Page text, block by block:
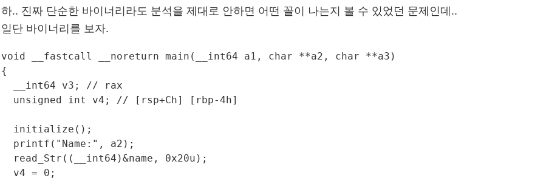
하.. 진짜 단순한 바이너리라도 분석을 제대로 안하면 어떤 꼴이 나는지 볼 수 있었던 문제인데..
일단 바이너리를 보자.
void __fastcall __noreturn main(__int64 a1, char **a2, char **a3)
{
  __int64 v3; // rax
  unsigned int v4; // [rsp+Ch] [rbp-4h]
  initialize();
  printf("Name:", a2);
  read_Str((__int64)&name, 0x20u);
  v4 = 0;